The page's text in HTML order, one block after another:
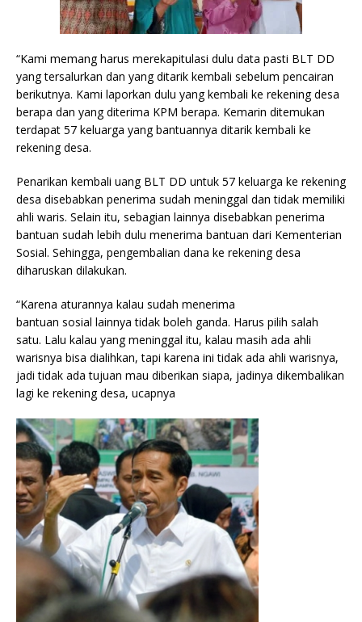
“Kami memang harus merekapitulasi dulu data pasti BLT DD
yang tersalurkan dan yang ditarik kembali sebelum pencairan
berikutnya. Kami laporkan dulu yang kembali ke rekening desa
berapa dan yang diterima KPM berapa. Kemarin ditemukan
terdapat 57 keluarga yang bantuannya ditarik kembali ke
rekening desa.
Penarikan kembali uang BLT DD untuk 57 keluarga ke rekening
desa disebabkan penerima sudah meninggal dan tidak memiliki
ahli waris. Selain itu, sebagian lainnya disebabkan penerima
bantuan sudah lebih dulu menerima bantuan dari Kementerian
Sosial. Sehingga, pengembalian dana ke rekening desa
diharuskan dilakukan.
“Karena aturannya kalau sudah menerima
bantuan sosial lainnya tidak boleh ganda. Harus pilih salah
satu. Lalu kalau yang meninggal itu, kalau masih ada ahli
warisnya bisa dialihkan, tapi karena ini tidak ada ahli warisnya,
jadi tidak ada tujuan mau diberikan siapa, jadinya dikembalikan
lagi ke rekening desa, ucapnya